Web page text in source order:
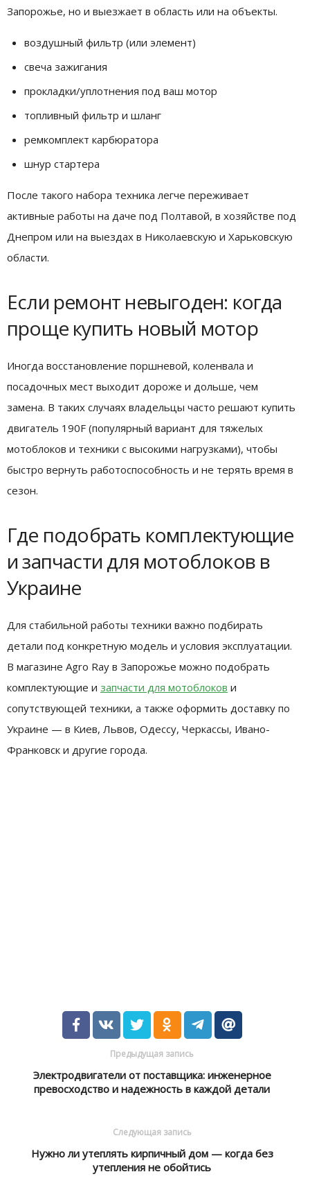
Запорожье, но и выезжает в область или на объекты.
воздушный фильтр (или элемент)
свеча зажигания
прокладки/уплотнения под ваш мотор
топливный фильтр и шланг
ремкомплект карбюратора
шнур стартера
После такого набора техника легче переживает
активные работы на даче под Полтавой, в хозяйстве под
Днепром или на выездах в Николаевскую и Харьковскую
области.
Если ремонт невыгоден: когда
проще купить новый мотор
Иногда восстановление поршневой, коленвала и
посадочных мест выходит дороже и дольше, чем
замена. В таких случаях владельцы часто решают купить
двигатель 190F (популярный вариант для тяжелых
мотоблоков и техники с высокими нагрузками), чтобы
быстро вернуть работоспособность и не терять время в
сезон.
Где подобрать комплектующие
и запчасти для мотоблоков в
Украине
Для стабильной работы техники важно подбирать
детали под конкретную модель и условия эксплуатации.
В магазине Agro Ray в Запорожье можно подобрать
комплектующие и запчасти для мотоблоков и
сопутствующей техники, а также оформить доставку по
Украине — в Киев, Львов, Одессу, Черкассы, Ивано-
Франковск и другие города.
Предыдущая запись
Электродвигатели от поставщика: инженерное
превосходство и надежность в каждой детали
Следующая запись
Нужно ли утеплять кирпичный дом — когда без
утепления не обойтись